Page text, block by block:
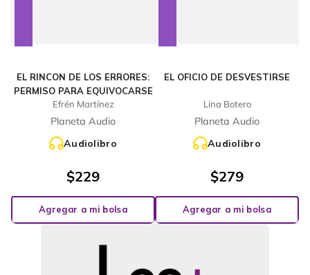
EL RINCON DE LOS ERRORES:
PERMISO PARA EQUIVOCARSE
Efrén Martínez
Planeta Audio
Audiolibro
$229
Agregar a mi bolsa
EL OFICIO DE DESVESTIRSE
Lina Botero
Planeta Audio
Audiolibro
$279
Agregar a mi bolsa